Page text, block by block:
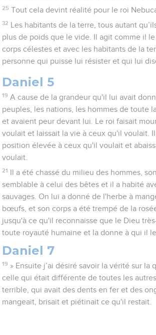
25 Tout cela devint réalité pour le roi
32
Les habitants de la terre, tous autant
plus de poids que le vide. Il agit comme il
corps célestes et avec les habitants de la
personne qui puisse lui résister et qui lui
Daniel 5
19 A cause de la grandeur qu'il lui avait
peuples, les nations, les hommes de toute
et avaient peur devant lui. Le roi faisait
voulait et laissait la vie à ceux qu'il voulait.
position élevée à ceux qu'il voulait et
voulait.
21
Il a été chassé du milieu des hommes,
semblable à celui des bêtes et il a habité
sauvages. On lui a donné de l'herbe à
bœufs, et son corps a été trempé de la
jusqu'à ce qu'il reconnaisse que le Dieu
toute royauté humaine et la donne à qui il
Daniel 7
19 » Ensuite j’ai désiré savoir la vérité sur la
celle qui était différente de toutes les
terrible, qui avait des dents en fer et des
mangeait, brisait et piétinait ce qu'il restait.